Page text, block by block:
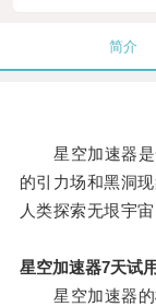
简介
星空加速器是
的引力场和黑洞
人类探索无垠宇
星空加速器7天试用
星空加速器的